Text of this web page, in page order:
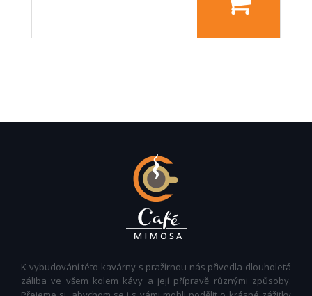
K vybudování této kavárny s pražírnou nás přivedla dlouholetá
záliba ve všem kolem kávy a její přípravě různými způsoby.